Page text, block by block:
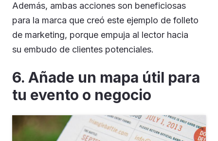
Además, ambas acciones son beneficiosas
para la marca que creó este ejemplo de folleto
de marketing, porque empuja al lector hacia
su embudo de clientes potenciales.
6. Añade un mapa útil para
tu evento o negocio